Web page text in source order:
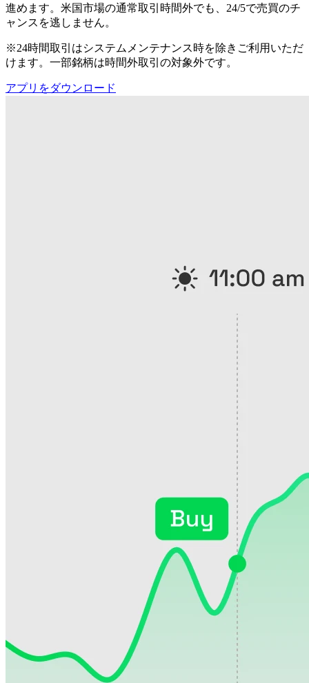
進めます。米国市場の通常取引時間外でも、24/5で売買のチ
ャンスを逃しません。
※24時間取引はシステムメンテナンス時を除きご利用いただ
けます。一部銘柄は時間外取引の対象外です。
アプリをダウンロード